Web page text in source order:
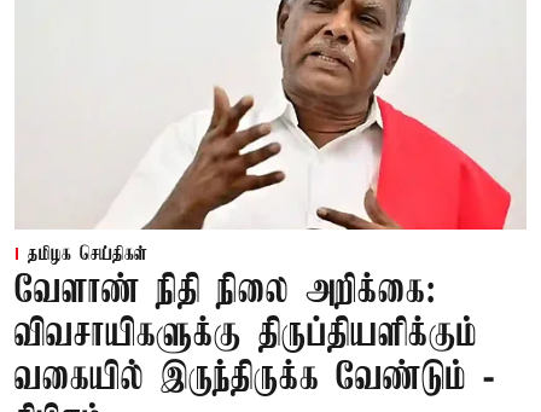
தமிழக செய்திகள்
வேளாண் நிதி நிலை அறிக்கை:
விவசாயிகளுக்கு திருப்தியளிக்கும்
வகையில் இருந்திருக்க வேண்டும் -